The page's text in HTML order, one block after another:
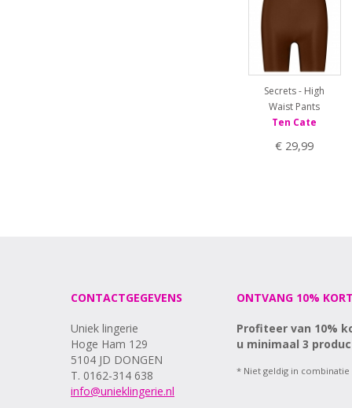
Secrets - High
Waist Pants
Ten Cate
€ 29,99
CONTACTGEGEVENS
Uniek lingerie
Hoge Ham 129
5104 JD DONGEN
T. 0162-314 638
info@unieklingerie.nl
ONTVANG 10%
Profiteer van 10%
u minimaal 3
* Niet geldig in